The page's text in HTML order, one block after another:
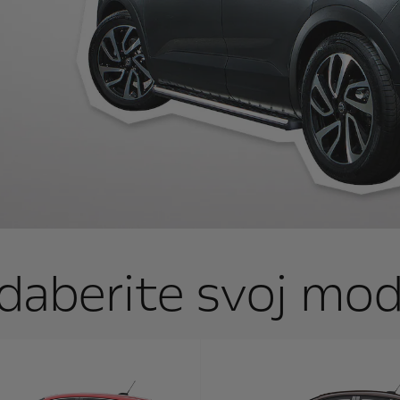
svoj